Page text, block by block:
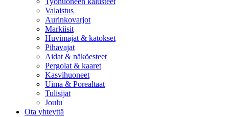
Valaistus
Aurinkovarjot
Markiisit
Huvimajat & katokset
Pihavajat
Aidat & näköesteet
Pergolat & kaaret
Kasvihuoneet
Uima & Porealtaat
Tulisijat
Joulu
Ota yhteyttä